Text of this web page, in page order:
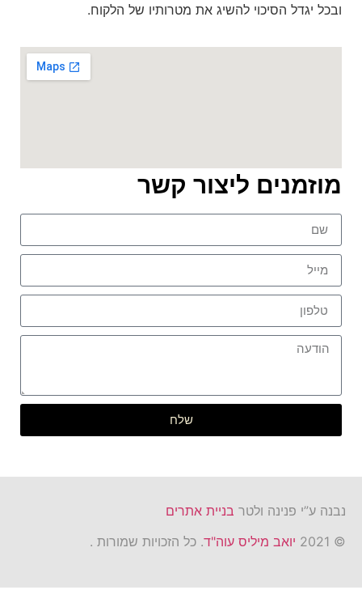
ובכל יגדל הסיכוי להשיג את מטרותיו של הלקוח.
מוזמנים ליצור קשר
שלח
נבנה ע”י פנינה ולטרבניית אתרים
© 2021
יואב מיליס עוה"ד. כל הזכויות שמורות .